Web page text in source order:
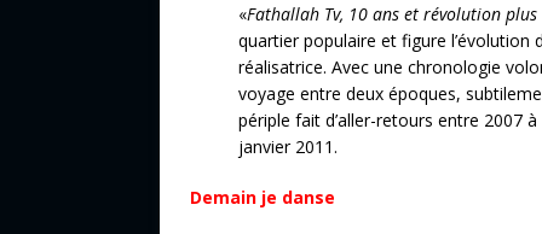
«Fathallah Tv, 10 ans et révolution
quartier populaire et figure l’évolution
réalisatrice. Avec une chronologie
voyage entre deux époques,
périple fait d’aller-retours entre 2007
janvier 2011.
Demain je danse